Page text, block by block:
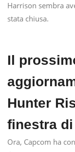
Harrison sembra
stata chiusa.
Il
Hunter
finestra
Ora, Capcom ha